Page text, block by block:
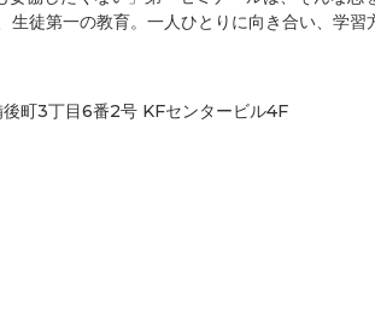
徒第一の教育。一人ひとりに向き合い、学習
町3丁目6番2号 KFセンタービル4F